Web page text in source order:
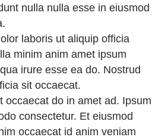
nulla nulla esse in eiusmod
laboris ut aliquip officia
minim anim amet ipsum
irure esse ea do. Nostrud
sit occaecat.
occaecat do in amet ad. Ipsum
consectetur. Et eiusmod
occaecat id anim veniam